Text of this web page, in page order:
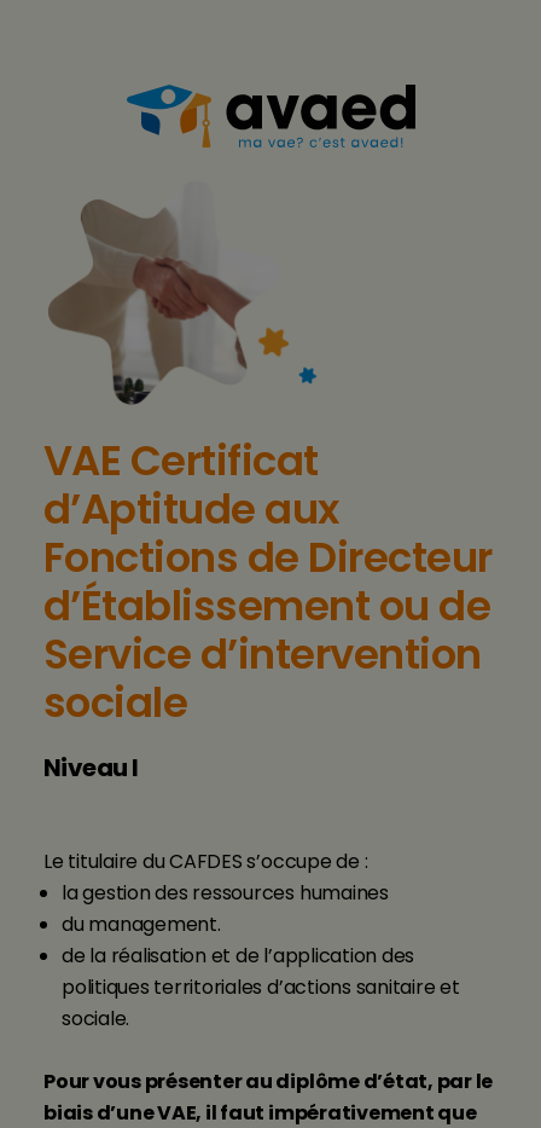
VAE Certificat
d’Aptitude aux
Fonctions de Directeur
d’Établissement ou de
Service d’intervention
sociale
Niveau I
Le titulaire du CAFDES s’occupe de :
la gestion des ressources humaines
du management.
de la réalisation et de l’application des
politiques territoriales d’actions sanitaire et
sociale.
Pour vous présenter au diplôme d’état, par le
biais d’une VAE, il faut impérativement que